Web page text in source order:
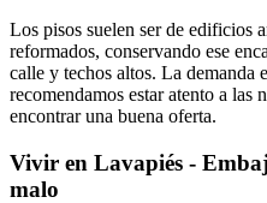
Los pisos suelen ser de edificios
reformados, conservando ese
calle y techos altos. La demanda
recomendamos estar atento a las
encontrar una buena oferta.
Vivir en Lavapiés -
malo